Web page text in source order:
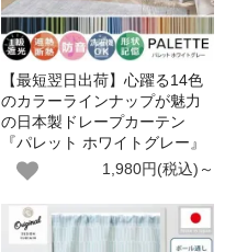
【最短翌日出荷】心躍る14色
のカラーラインナップが魅力
の日本製ドレープカーテン
『パレット ホワイトグレー』
1,980円(税込)～